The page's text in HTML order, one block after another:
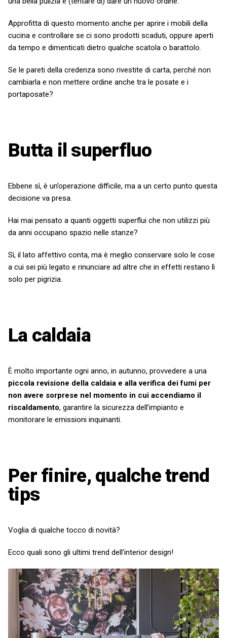
Approfitta di questo momento anche per aprire i mobili della
cucina e controllare se ci sono prodotti scaduti, oppure aperti
da tempo e dimenticati dietro qualche scatola o barattolo.
Se le pareti della credenza sono rivestite di carta, perché non
cambiarla e non mettere ordine anche tra le posate e i
portaposate?
Butta il superfluo
Ebbene sì, è un’operazione difficile, ma a un certo punto questa
decisione va presa.
Hai mai pensato a quanti oggetti superflui che non utilizzi più
da anni occupano spazio nelle stanze?
Sì, il lato affettivo conta, ma è meglio conservare solo le cose
a cui sei più legato e rinunciare ad altre che in effetti restano lì
solo per pigrizia.
La caldaia
È molto importante ogni anno, in autunno, provvedere a una
piccola revisione della caldaia e alla verifica dei fumi per
non avere sorprese nel momento in cui accendiamo il
riscaldamento, garantire la sicurezza dell’impianto e
monitorare le emissioni inquinanti.
Per finire, qualche trend
tips
Voglia di qualche tocco di novità?
Ecco quali sono gli ultimi trend dell’interior design!